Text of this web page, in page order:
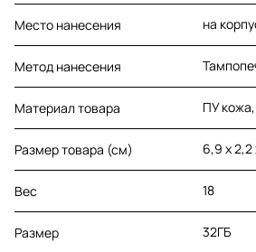
Место нанесения на
Метод нанесения
Материал товара ПУ
Размер товара (см) 6,9 х 2,2
Вес 18
Размер 32ГБ